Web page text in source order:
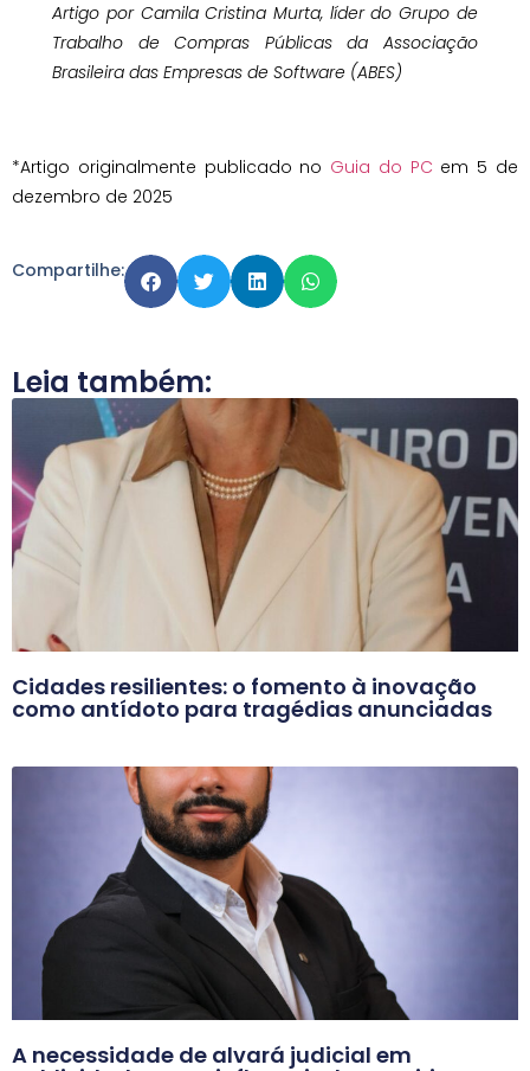
Artigo por Camila Cristina Murta, líder do Grupo de
Trabalho de Compras Públicas da Associação
Brasileira das Empresas de Software (ABES)
*Artigo originalmente publicado no Guia do PC em 5 de
dezembro de 2025
Compartilhe:
Leia também:
Cidades resilientes: o fomento à inovação
como antídoto para tragédias anunciadas
A necessidade de alvará judicial em